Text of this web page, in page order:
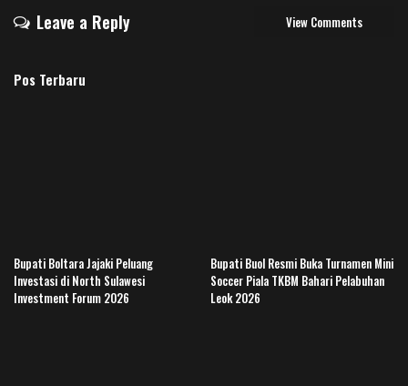
Leave a Reply View Comments
Pos Terbaru
Bupati Boltara Jajaki Peluang
Investasi di North Sulawesi
Investment Forum 2026
Bupati Buol Resmi Buka Turnamen Mini
Soccer Piala TKBM Bahari Pelabuhan
Leok 2026